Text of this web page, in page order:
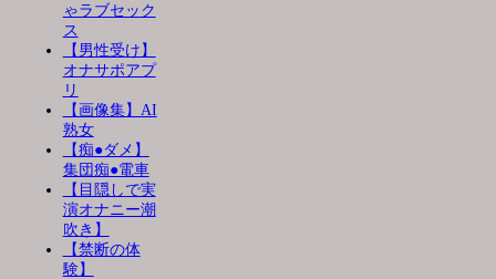
ゃラブセック
ス
【男性受け】
オナサポアプ
リ
【画像集】AI
熟女
【痴●ダメ】
集団痴●電車
【目隠しで実
演オナニー潮
吹き】
【禁断の体
験】